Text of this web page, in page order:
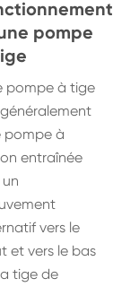
pompe
pompe à tige
pompe à
entraînée
vers le
et vers le bas
tige de